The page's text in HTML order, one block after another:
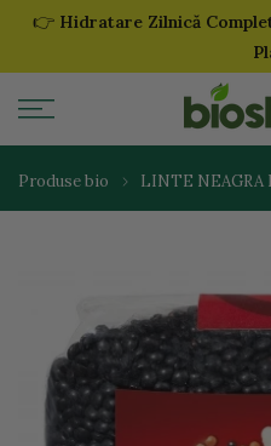
Sari
👉 Hidratare Zilnică
Produse bio LINTE NEAGRA